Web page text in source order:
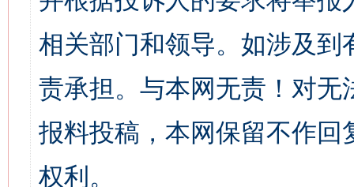
相关部门和领导。如涉及
责承担。与本网无责！对
报料投稿，本网保留不作
权利。